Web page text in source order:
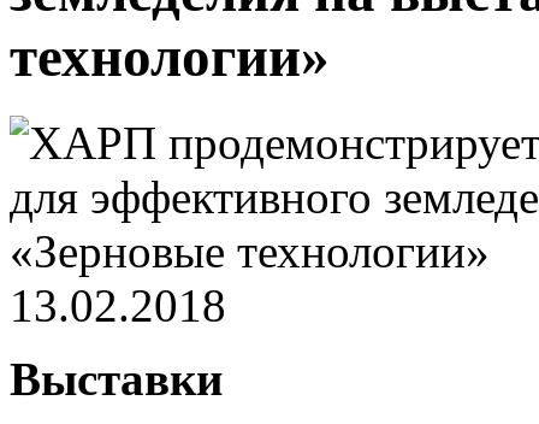
технологии»
13.02.2018
Выставки